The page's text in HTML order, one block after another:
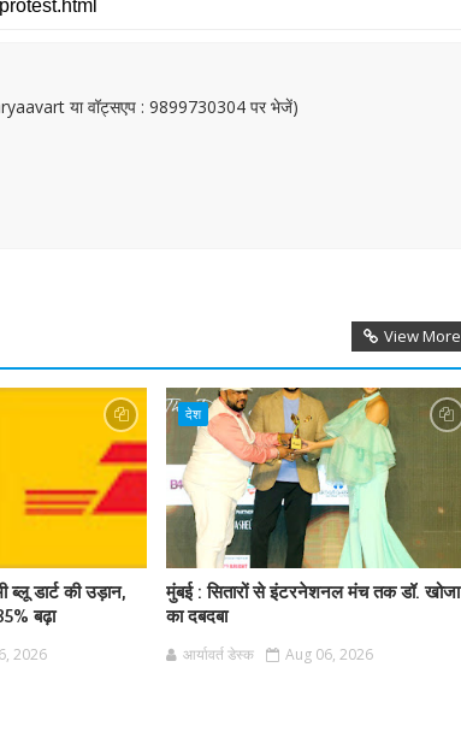
या वॉट्सएप : 9899730304 पर भेजें)
View More
ब्लू डार्ट की उड़ान,
बढ़ा
2026
देश
मुंबई : सितारों से इंटरनेशनल मंच तक डॉ. खोजा
का दबदबा
आर्यावर्त डेस्क Aug 06, 2026